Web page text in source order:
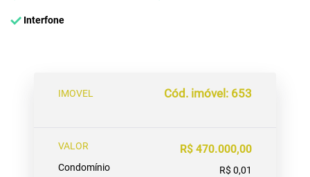
Interfone
IMOVEL Cód. imóvel: 653
VALOR R$ 470.000,00
Condomínio
R$ 0,01